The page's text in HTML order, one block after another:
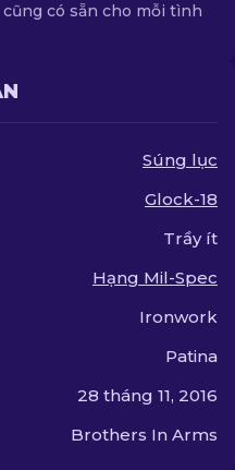
có sẵn cho mỗi tình
Súng lục
Glock-18
Trầy ít
Hạng Mil-Spec
Ironwork
Patina
28 tháng 11, 2016
Brothers In Arms